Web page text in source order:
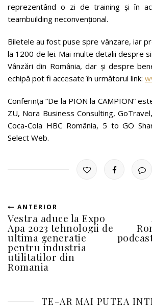
reprezentând o zi de training și în
teambuilding neconvențional.
Biletele au fost puse spre vânzare, iar
la 1200 de lei. Mai multe detalii despre
Vânzări din România, dar și despre
echipă pot fi accesate în următorul link:
Conferința “De la PION la CAMPION”
ZU, Nora Business Consulting,
Coca-Cola HBC România, 5 to GO
Select Web.
ANTERIOR
Vestra aduce la Expo
Apa 2023 tehnologii de
ultima generatie
pentru industria
utilitatilor din
Romania
TE-AR MAI PUTEA